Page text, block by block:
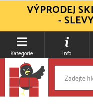
Kategorie Info
VÝPRODEJ
-